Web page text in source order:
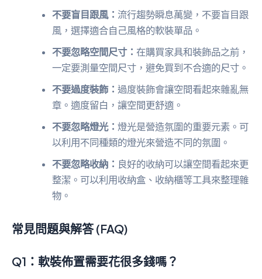
不要盲目跟風： 流行趨勢瞬息萬變，不要盲目跟
風，選擇適合自己風格的軟裝單品。
不要忽略空間尺寸：在購買家具和裝飾品之前，
一定要測量空間尺寸，避免買到不合適的尺寸。
不要過度裝飾：過度裝飾會讓空間看起來雜亂無
章。適度留白，讓空間更舒適。
不要忽略燈光：燈光是營造氛圍的重要元素。可
以利用不同種類的燈光來營造不同的氛圍。
不要忽略收納： 良好的收納可以讓空間看起來更
整潔。可以利用收納盒、收納櫃等工具來整理雜
物。
常見問題與解答 (FAQ)
Q1：軟裝佈置需要花很多錢嗎？